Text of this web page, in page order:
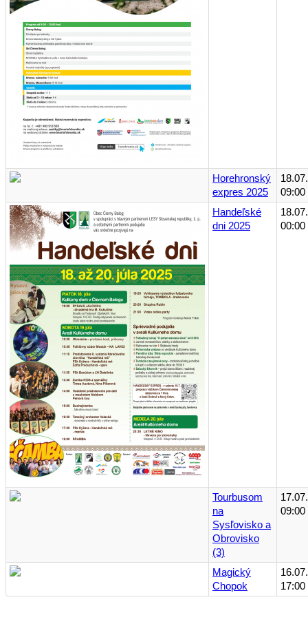
Horehronský
expres 2025
09:00
Handeľské
dni 2025
00:00
Tourbusom
na
Sysľovisko a
Obrovisko
(3)
09:00
Magický
Chopok
17:00